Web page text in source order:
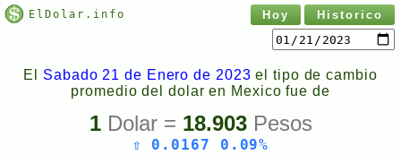
ElDolar.info Hoy Historico
El Sabado 21 de Enero de 2023 el tipo de cambio
promedio del dolar en Mexico fue de
1Dolar = 18.903Pesos
⇧ 0.0167 0.09%